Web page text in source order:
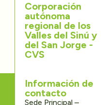
Trámites y Servicios
Contáctenos
Corporación
autónoma
regional de los
Valles del Sinú y
del San Jorge -
CVS
Información de
contacto
Sede Principal –